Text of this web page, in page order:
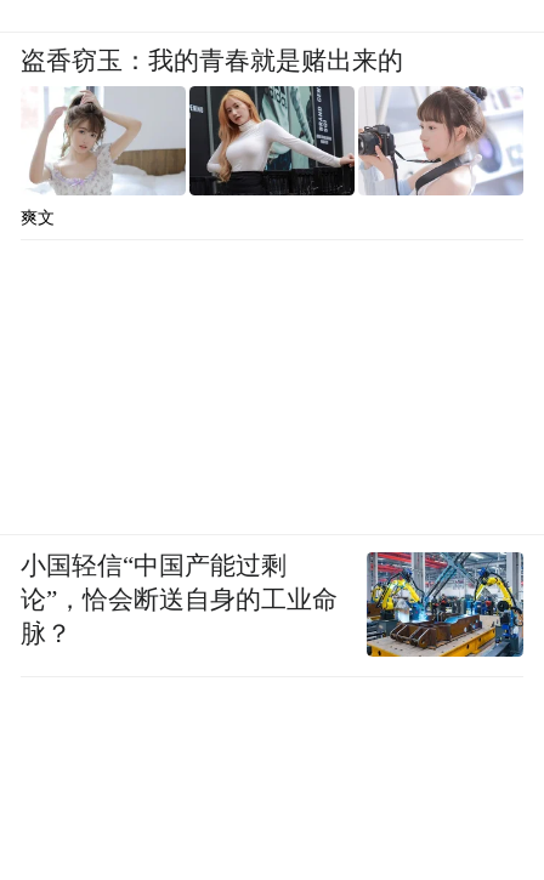
盗香窃玉：我的青春就是赌出来的
爽文
小国轻信“中国产能过剩
论”，恰会断送自身的工业命
脉？